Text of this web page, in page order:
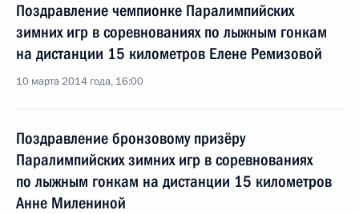
Поздравление чемпионке Паралимпийских
зимних игр в соревнованиях по лыжным гонкам
на дистанции 15 километров Елене Ремизовой
10 марта 2014 года, 16:00
Поздравление бронзовому призёру
Паралимпийских зимних игр в соревнованиях
по лыжным гонкам на дистанции 15 километров
Анне Милениной